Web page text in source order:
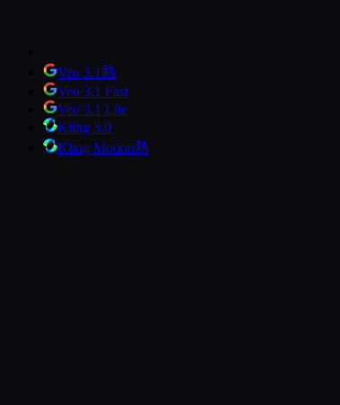
Veo 3.1 熱
Veo 3.1 Fast
Veo 3.1 Lite
Kling 3.0
Kling Motion熱